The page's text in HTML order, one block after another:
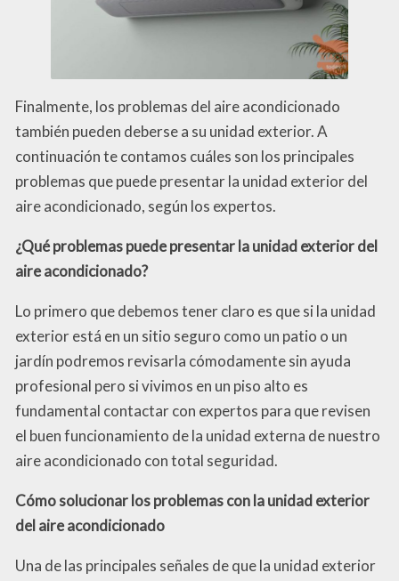
Finalmente, los problemas del aire acondicionado
también pueden deberse a su unidad exterior. A
continuación te contamos cuáles son los principales
problemas que puede presentar la unidad exterior del
aire acondicionado, según los expertos.
¿Qué problemas puede presentar la unidad exterior del
aire acondicionado?
Lo primero que debemos tener claro es que si la unidad
exterior está en un sitio seguro como un patio o un
jardín podremos revisarla cómodamente sin ayuda
profesional pero si vivimos en un piso alto es
fundamental contactar con expertos para que revisen
el buen funcionamiento de la unidad externa de nuestro
aire acondicionado con total seguridad.
Cómo solucionar los problemas con la unidad exterior
del aire acondicionado
Una de las principales señales de que la unidad exterior